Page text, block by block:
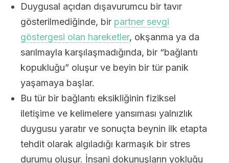
Duygusal açıdan dışavurumcu bir tavır
gösterilmediğinde, bir partner sevgi
göstergesi olan hareketler, okşanma ya da
sarılmayla karşılaşmadığında, bir “bağlantı
kopukluğu” oluşur ve beyin bir tür panik
yaşamaya başlar.
Bu tür bir bağlantı eksikliğinin fiziksel
iletişime ve kelimelere yansıması yalnızlık
duygusu yaratır ve sonuçta beynin ilk etapta
tehdit olarak algıladığı karmaşık bir stres
durumu oluşur. İnsani dokunuşların yokluğu